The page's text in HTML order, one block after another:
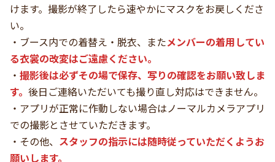
けます。撮影が終了したら速やかにマスクをお戻しくださ
い。
・ブース内での着替え・脱衣、またメンバーの着用してい
る衣裳の改変はご遠慮ください。
・ 撮影後は必ずその場で保存、写りの確認をお願い致しま
す。 後日ご連絡いただいても撮り直し対応はできません。
・アプリが正常に作動しない場合はノーマルカメラアプリ
での撮影とさせていただきます。
・その他、 スタッフの指示には随時従っていただくようお
願いします。